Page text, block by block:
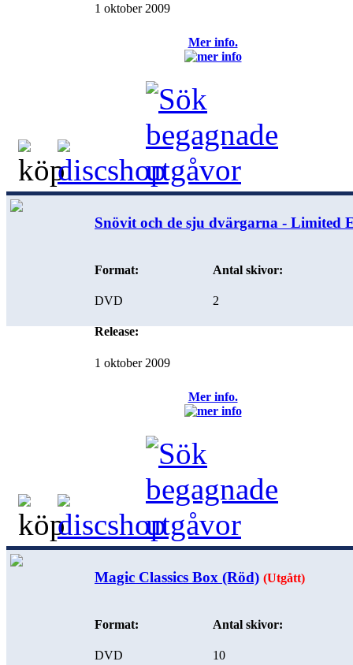
1 oktober 2009
Mer info.
Snövit och de sju dvärgarna - Limited
Format:
DVD
Release:
1 oktober 2009
Antal skivor:
2
Mer info.
Magic Classics Box (Röd) (Utgått)
Format:
DVD
Antal skivor:
10